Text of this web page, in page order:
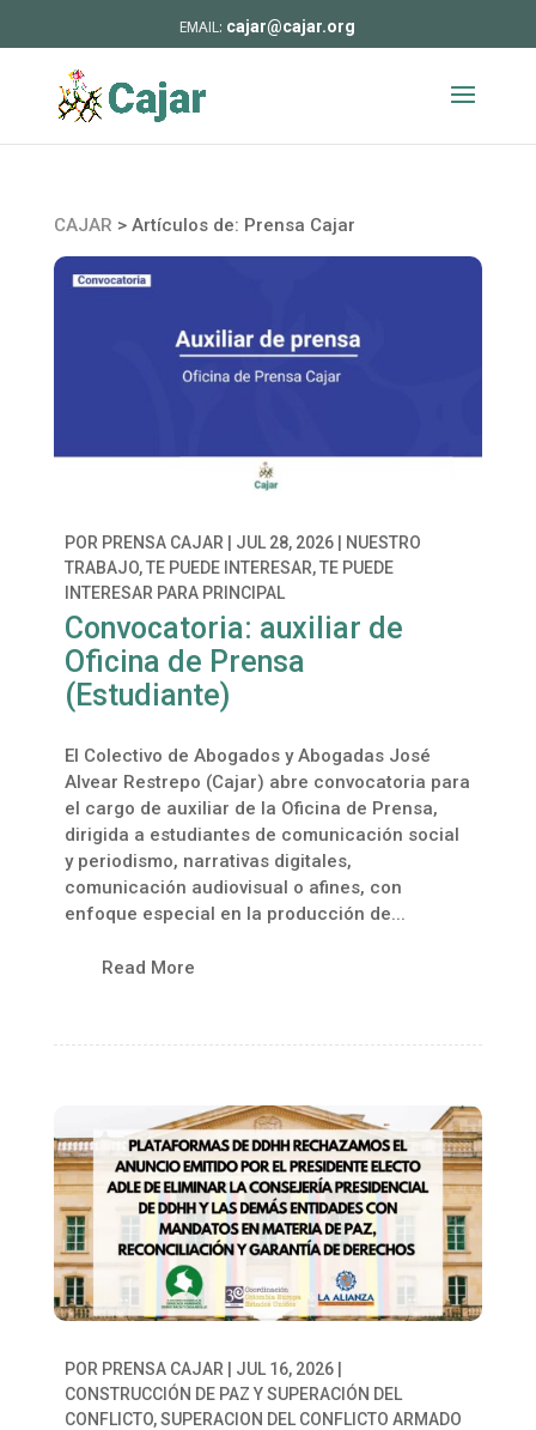
cajar@cajar.org
CAJAR > Artículos de: Prensa Cajar
POR PRENSA CAJAR| JUL 28, 2026|
NUESTRO
TRABAJO,TE PUEDE INTERESAR,TE PUEDE
INTERESAR PARA PRINCIPAL
Convocatoria: auxiliar de
Oficina de Prensa
(Estudiante)
El Colectivo de Abogados y Abogadas José
Alvear Restrepo (Cajar) abre convocatoria para
el cargo de auxiliar de la Oficina de Prensa,
dirigida a estudiantes de comunicación social
y periodismo, narrativas digitales,
comunicación audiovisual o afines, con
enfoque especial en la producción de...
Read More
POR PRENSA CAJAR | JUL 16, 2026|
CONSTRUCCIÓN DE PAZ Y SUPERACIÓN DEL
CONFLICTO,SUPERACION DEL CONFLICTO ARMADO